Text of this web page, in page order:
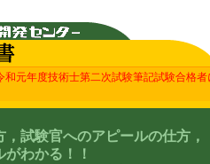
和元年度技術士第二次試験筆記試験合格
試験官へのアピールの仕方，
わかる！！